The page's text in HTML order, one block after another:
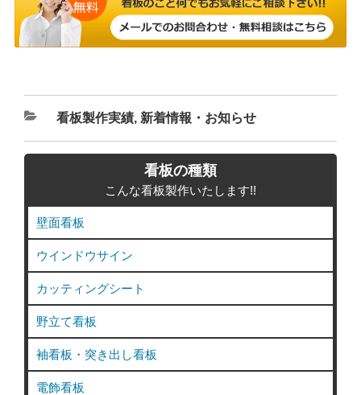
カ
テ
看板製作実績, 新着情報・お知らせ
看板の種類
こんな看板製作いたします!!
壁面看板
ウインドウサイン
カッティングシート
野立て看板
袖看板・突き出し看板
電飾看板